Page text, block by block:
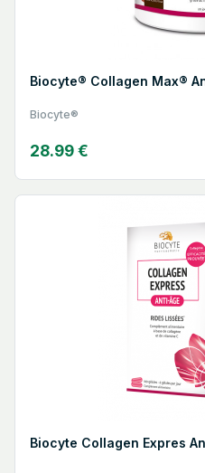
Biocyte® Collagen Max®
Biocyte®
28.99 €
Biocyte Collagen Expres